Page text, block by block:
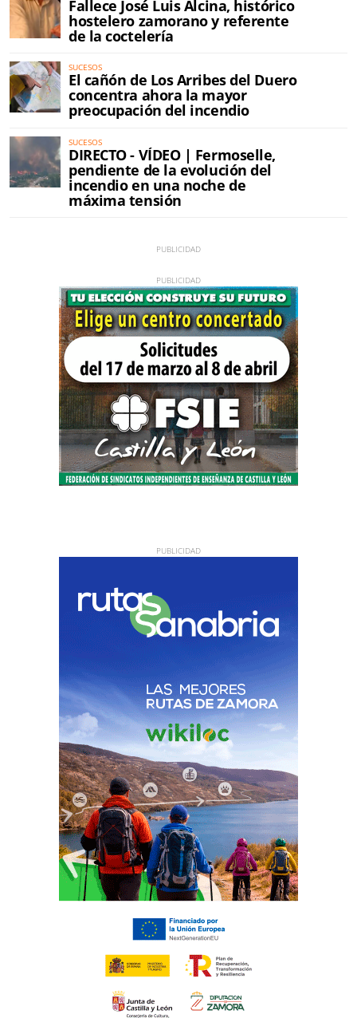
Fallece José Luis Alcina, histórico
hostelero zamorano y referente
de la coctelería
SUCESOS
El cañón de Los Arribes del Duero
concentra ahora la mayor
preocupación del incendio
SUCESOS
DIRECTO - VÍDEO | Fermoselle,
pendiente de la evolución del
incendio en una noche de
máxima tensión